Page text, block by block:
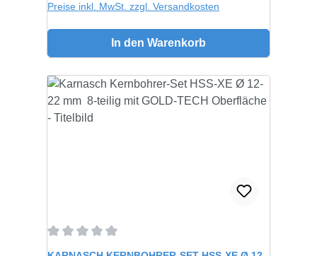
Preise inkl. MwSt. zzgl. Versandkosten
In den Warenkorb